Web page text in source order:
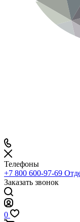
Телефоны
+7 800 600-97-69
Заказать звонок
0